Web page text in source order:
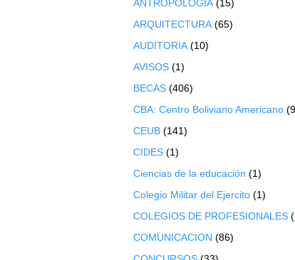
ANTROPOLOGIA (15)
ARQUITECTURA (65)
AUDITORIA (10)
AVISOS (1)
BECAS (406)
CBA: Centro Boliviano Americano
CEUB (141)
CIDES (1)
Ciencias de la educación (1)
Colegio Militar del Ejercito (1)
COLEGIOS DE PROFESIONALES
COMUNICACION (86)